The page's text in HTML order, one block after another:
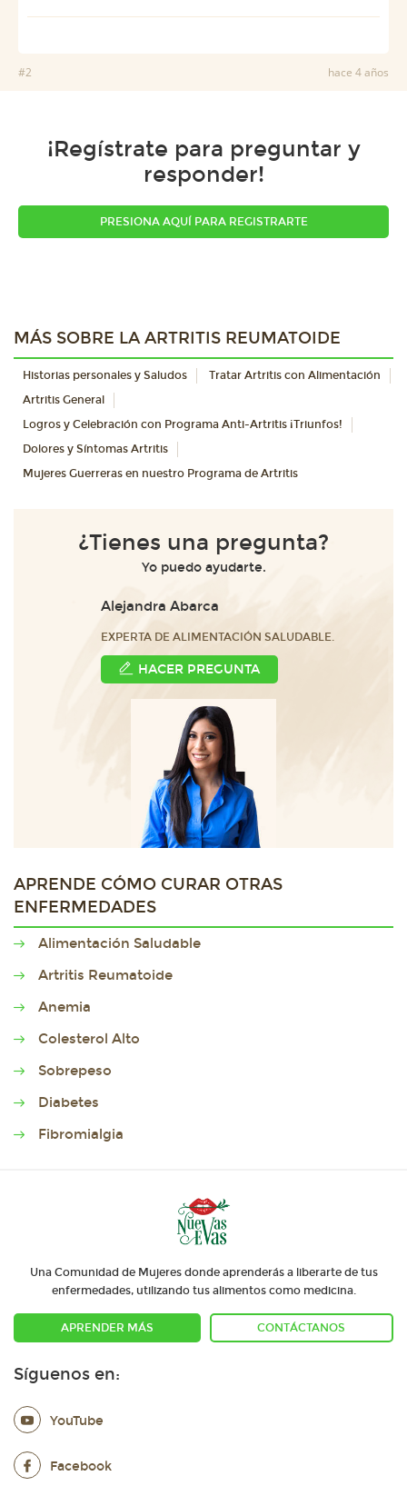
#2 hace 4 años
¡Regístrate para preguntar y
responder!
PRESIONA AQUÍ PARA REGISTRARTE
MÁS SOBRE LA ARTRITIS REUMATOIDE
Historias personales y Saludos
Tratar Artritis con Alimentación
Artritis General
Logros y Celebración con Programa Anti-Artritis ¡Triunfos!
Dolores y Síntomas Artritis
Mujeres Guerreras en nuestro Programa de Artritis
¿Tienes una pregunta?
Yo puedo ayudarte.
Alejandra Abarca
EXPERTA DE ALIMENTACIÓN SALUDABLE.
HACER PREGUNTA
APRENDE CÓMO CURAR OTRAS
ENFERMEDADES
Alimentación Saludable
Artritis Reumatoide
Anemia
Colesterol Alto
Sobrepeso
Diabetes
Fibromialgia
Una Comunidad de Mujeres donde aprenderás a liberarte de tus
enfermedades, utilizando tus alimentos como medicina.
APRENDER MÁS CONTÁCTANOS
Síguenos en:
YouTube
Facebook